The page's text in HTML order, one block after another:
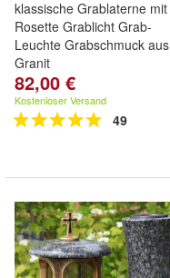
klassische Grablaterne mit
Rosette Grablicht Grab-
Leuchte Grabschmuck aus
Granit
82,00 €
Kostenloser Versand
49